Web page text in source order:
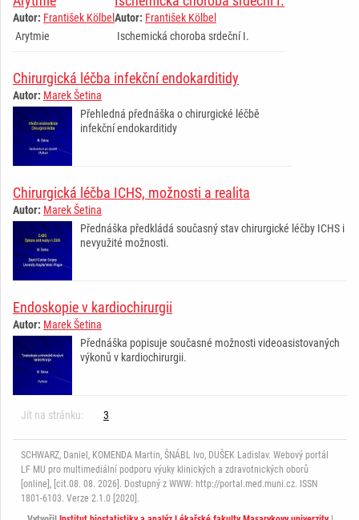
Autor: František Kölbel
Arytmie
Autor: František Kölbel
Ischemická choroba srdeční I.
Chirurgická léčba infekční endokarditidy
Autor: Marek Šetina
Přehledná přednáška o chirurgické léčbě
infekční endokarditidy
Chirurgická léčba ICHS, možnosti a realita
Autor: Marek Šetina
Přednáška předkládá současný stav chirurgické léčby ICHS i
nevyužité možnosti.
Endoskopie v kardiochirurgii
Autor: Marek Šetina
Přednáška popisuje současné možnosti videoasistovaných
výkonů v kardiochirurgii.
Jít na stránku: 3
SCHWARZ, Daniel, KOMENDA Martin, ŠNÁBL Ivo, DUŠEK Ladislav. Webový portál
LF MU pro multimediální podporu výuky klinických a zdravotnických oborů
[online], [cit.08. 08. 2026]. Dostupný z WWW: http://portal.med.muni.cz. ISSN
1801-6103. Verze 2.1.0 [2020].